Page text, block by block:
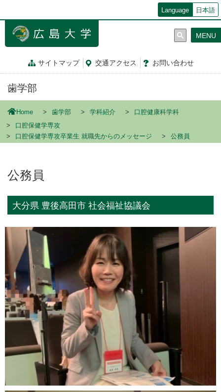
ン
Language 日本語
サイトマップ 交通アクセス お問い合わせ
MENU
歯学部
Home 歯学部 学科紹介
口腔健康科学科
口腔保健学専攻
口腔保健学専攻卒業生 就職先からのメッセージ
公務員
公務員
大分県 豊後高田市 社会福祉協議会